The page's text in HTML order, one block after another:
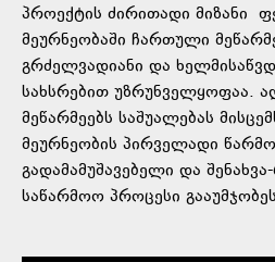
პროექტის ძირითადი მიზანი
მეურნეობაში ჩართული
გრძელვადიანი და
სახსრებით უზრუნველყოფაა.
მეწარმეებს საშუალებას
მეურნეობის პირველადი
გადამამუშავებელი და
საწარმოო პროცესი